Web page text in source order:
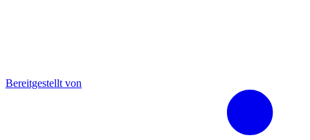
Bereitgestellt von